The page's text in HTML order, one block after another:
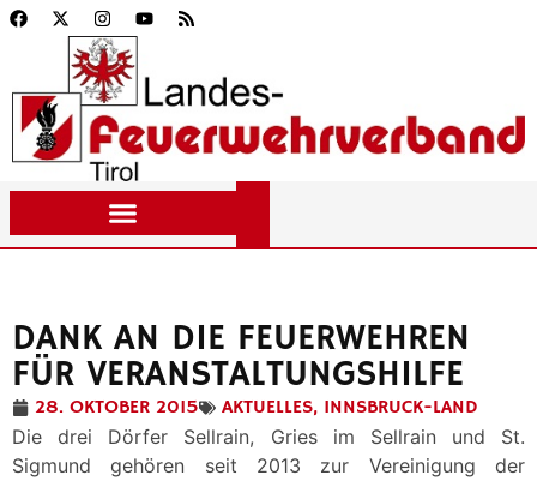
DANK AN DIE FEUERWEHREN
FÜR VERANSTALTUNGSHILFE
28. OKTOBER 2015 AKTUELLES, INNSBRUCK-LAND
Die drei Dörfer Sellrain, Gries im Sellrain und St.
Sigmund gehören seit 2013 zur Vereinigung der